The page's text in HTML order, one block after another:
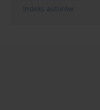
Indeks autorów